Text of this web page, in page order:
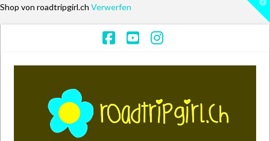
Shop von roadtripgirl.ch Verwerfen